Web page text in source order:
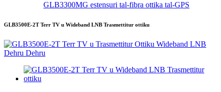
GLB3300MG estensuri tal-fibra ottika tal-GPS
GLB3500E-2T Terr TV u Wideband LNB Trasmettitur ottiku